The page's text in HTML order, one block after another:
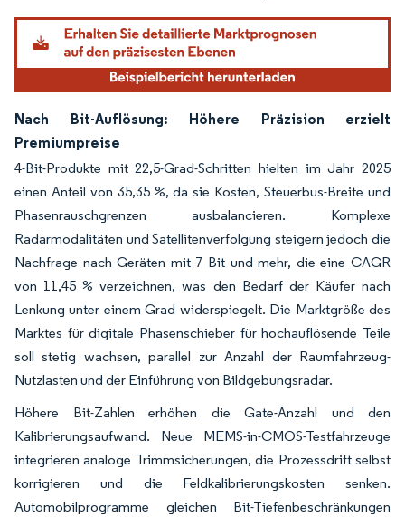
Nach Bit-Auflösung: Höhere Präzision erzielt
Premiumpreise
4-Bit-Produkte mit 22,5-Grad-Schritten hielten im Jahr 2025
einen Anteil von 35,35 %, da sie Kosten, Steuerbus-Breite und
Phasenrauschgrenzen ausbalancieren. Komplexe
Radarmodalitäten und Satellitenverfolgung steigern jedoch die
Nachfrage nach Geräten mit 7 Bit und mehr, die eine CAGR
von 11,45 % verzeichnen, was den Bedarf der Käufer nach
Lenkung unter einem Grad widerspiegelt. Die Marktgröße des
Marktes für digitale Phasenschieber für hochauflösende Teile
soll stetig wachsen, parallel zur Anzahl der Raumfahrzeug-
Nutzlasten und der Einführung von Bildgebungsradar.
Höhere Bit-Zahlen erhöhen die Gate-Anzahl und den
Kalibrierungsaufwand. Neue MEMS-in-CMOS-Testfahrzeuge
integrieren analoge Trimmsicherungen, die Prozessdrift selbst
korrigieren und die Feldkalibrierungskosten senken.
Automobilprogramme gleichen Bit-Tiefenbeschränkungen